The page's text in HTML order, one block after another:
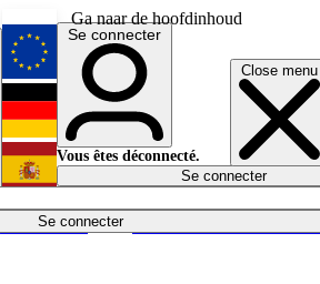
Ga naar de hoofdinhoud
Close menu
Se connecter
Économie
English
Deutsch
Español
Se connecter
Vous êtes déconnecté.
Se connecter